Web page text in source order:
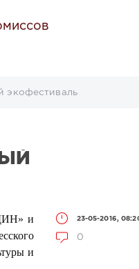
экофестиваль
23-05-2016,
0
и
и